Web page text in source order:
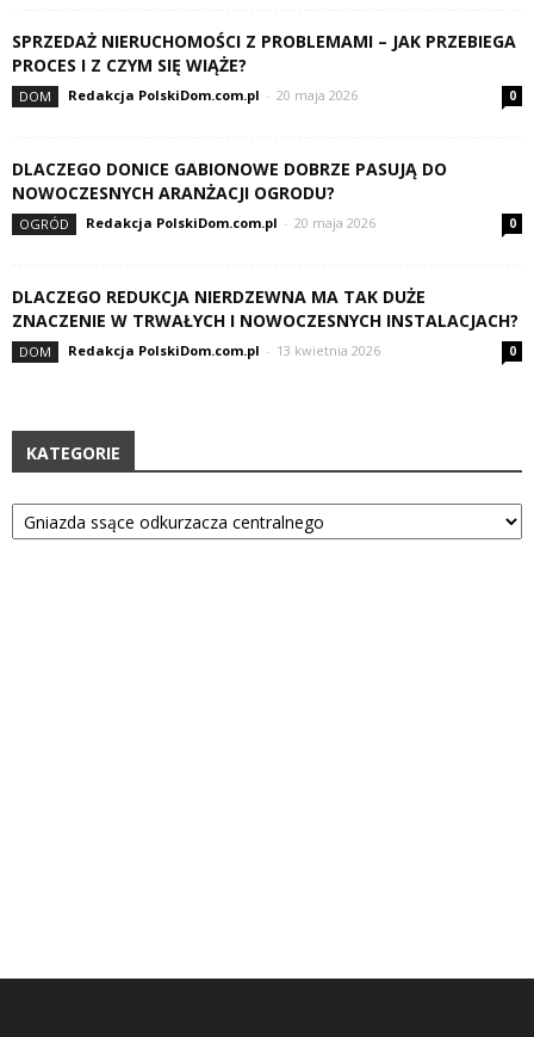
SPRZEDAŻ NIERUCHOMOŚCI Z PROBLEMAMI – JAK PRZEBIEGA
PROCES I Z CZYM SIĘ WIĄŻE?
DOM Redakcja PolskiDom.com.pl - 20 maja 2026 0
DLACZEGO DONICE GABIONOWE DOBRZE PASUJĄ DO
NOWOCZESNYCH ARANŻACJI OGRODU?
OGRÓD Redakcja PolskiDom.com.pl - 20 maja 2026 0
DLACZEGO REDUKCJA NIERDZEWNA MA TAK DUŻE
ZNACZENIE W TRWAŁYCH I NOWOCZESNYCH INSTALACJACH?
DOM Redakcja PolskiDom.com.pl - 13 kwietnia 2026 0
KATEGORIE
Kategorie